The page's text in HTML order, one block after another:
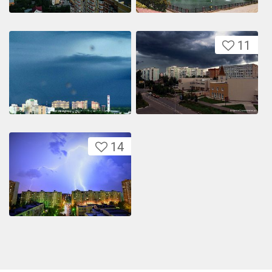
11
14